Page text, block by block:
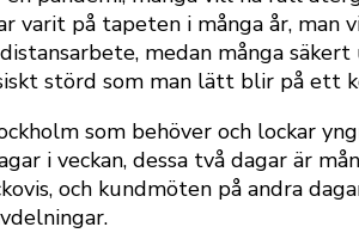
varit på tapeten i många år,
medan många
störd som man lätt blir på ett
som behöver och lockar
i veckan, dessa två dagar är
och kundmöten på andra